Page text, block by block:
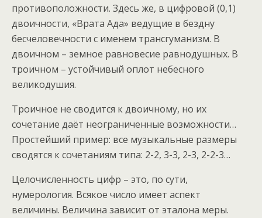
противоположности. Здесь же, в цифровой (0,1)
двоичности, «Врата Ада» ведущие в бездну
бесчеловечности с именем трансгуманизм. В
двоичном – земное равновесие равнодушных. В
троичном – устойчивый оплот небесного
великодушия.
Троичное не сводится к двоичному, но их
сочетание даёт неограниченные возможности…
Простейший пример: все музыкальные размеры
сводятся к сочетаниям типа: 2-2, 3-3, 2-3, 2-2-3…
Целочисленность цифр – это, по сути,
нумерология. Всякое число имеет аспект
величины. Величина зависит от эталона меры.